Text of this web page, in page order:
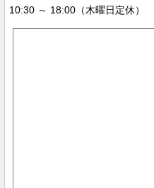
10:30 ～ 18:00（木曜日定休）